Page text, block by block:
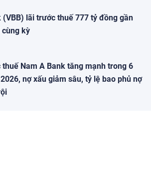
(VBB) lãi trước thuế 777 tỷ đồng gần
cùng kỳ
thuế Nam A Bank tăng mạnh trong 6
nợ xấu giảm sâu, tỷ lệ bao phủ nợ